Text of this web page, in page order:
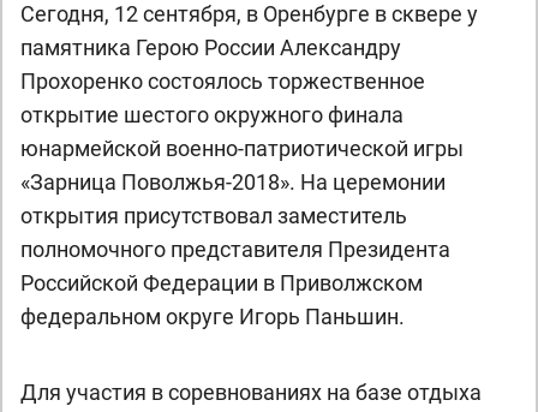
Сегодня, 12 сентября, в Оренбурге в сквере у
памятника Герою России Александру
Прохоренко состоялось торжественное
открытие шестого окружного финала
юнармейской военно-патриотической игры
«Зарница Поволжья-2018». На церемонии
открытия присутствовал заместитель
полномочного представителя Президента
Российской Федерации в Приволжском
федеральном округе Игорь Паньшин.
Для участия в соревнованиях на базе отдыха